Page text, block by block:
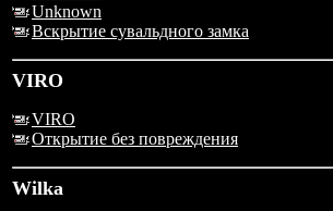
Unknown
Вскрытие сувальдного замка
VIRO
VIRO
Открытие без повреждения
Wilka